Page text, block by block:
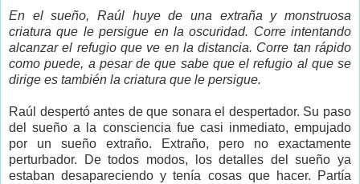
En el sueño, Raúl huye de una extraña y monstruosa
criatura que le persigue en la oscuridad. Corre intentando
alcanzar el refugio que ve en la distancia. Corre tan rápido
como puede, a pesar de que sabe que el refugio al que se
dirige es también la criatura que le persigue.
Raúl despertó antes de que sonara el despertador. Su paso
del sueño a la consciencia fue casi inmediato, empujado
por un sueño extraño. Extraño, pero no exactamente
perturbador. De todos modos, los detalles del sueño ya
estaban desapareciendo y tenía cosas que hacer. Partía